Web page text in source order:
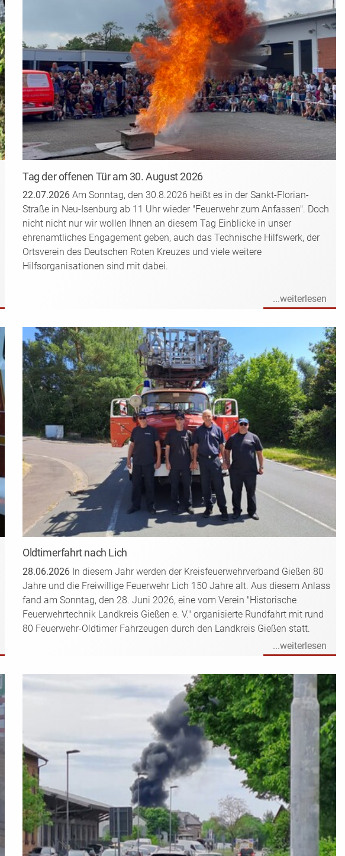
Tag der offenen Tür am 30. August 2026
22.07.2026Am Sonntag, den 30.8.2026 heißt es in der Sankt-Florian-
Straße in Neu-Isenburg ab 11 Uhr wieder "Feuerwehr zum Anfassen". Doch
nicht nicht nur wir wollen Ihnen an diesem Tag Einblicke in unser
ehrenamtliches Engagement geben, auch das Technische Hilfswerk, der
Ortsverein des Deutschen Roten Kreuzes und viele weitere
Hilfsorganisationen sind mit dabei.
...weiterlesen
Oldtimerfahrt nach Lich
28.06.2026In diesem Jahr werden der Kreisfeuerwehrverband Gießen 80
Jahre und die Freiwillige Feuerwehr Lich 150 Jahre alt. Aus diesem Anlass
fand am Sonntag, den 28. Juni 2026, eine vom Verein "Historische
Feuerwehrtechnik Landkreis Gießen e. V." organisierte Rundfahrt mit rund
80 Feuerwehr-Oldtimer Fahrzeugen durch den Landkreis Gießen statt.
...weiterlesen